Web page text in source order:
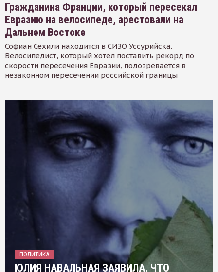
Гражданина Франции, который пересекал
Евразию на велосипеде, арестовали на
Дальнем Востоке
Софиан Сехили находится в СИЗО Уссурийска.
Велосипедист, который хотел поставить рекорд по
скорости пересечения Евразии, подозревается в
незаконном пересечении российской границы
ПОЛИТИКА
ЮЛИЯ НАВАЛЬНАЯ ЗАЯВИЛА, ЧТО